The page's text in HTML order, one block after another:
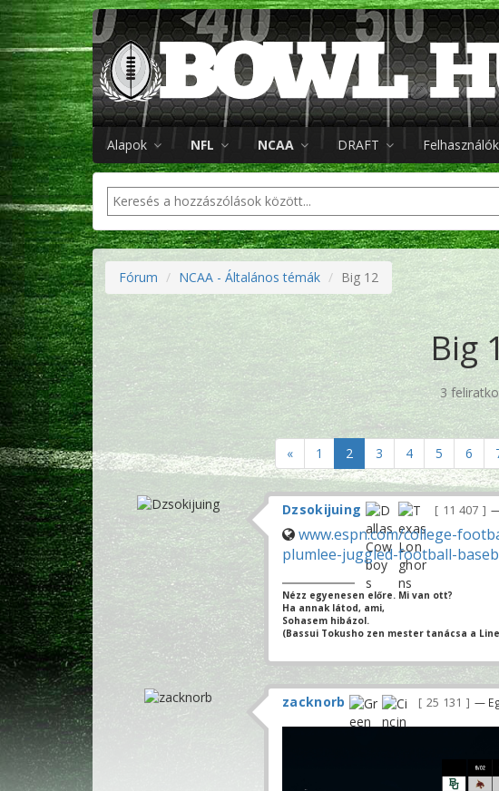
Alapok NFL NCAA DRAFT Felhasználók
Fórum NCAA - Általános témák Big 12
Big
3
« 1 2 3 4 5 6
Dzsokijuing 11 407
www.espn.com/college-
plumlee-juggled-football-
Nézz egyenesen előre. Mi van ott?
Ha annak látod, ami,
Sohasem hibázol.
(Bassui Tokusho zen mester tanácsa a
zacknorb 25 131 —